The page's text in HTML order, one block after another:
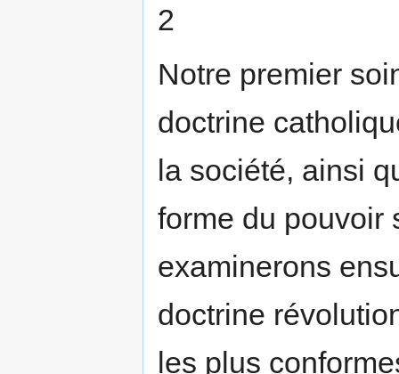
2
Notre premier
doctrine
la société, ainsi
forme du pouvoir
examinerons
doctrine
les plus